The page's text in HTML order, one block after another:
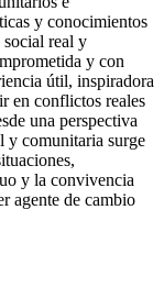
y conocimientos
social real y
y con
útil, inspiradora
en conflictos reales
una perspectiva
y comunitaria surge
y la convivencia
agente de cambio